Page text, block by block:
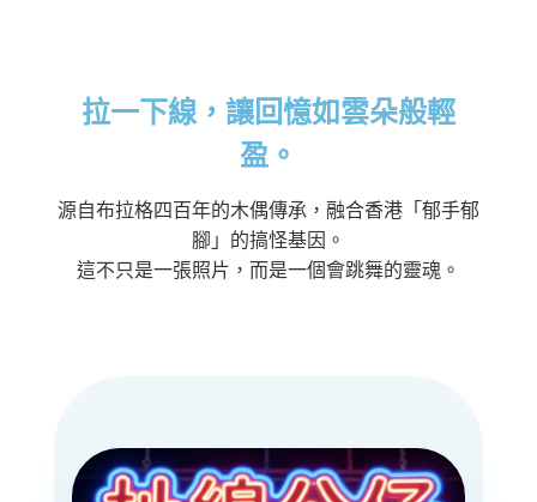
拉一下線，讓回憶如雲朵般輕
盈。
源自布拉格四百年的木偶傳承，融合香港「郁手郁
腳」的搞怪基因。
這不只是一張照片，而是一個會跳舞的靈魂。